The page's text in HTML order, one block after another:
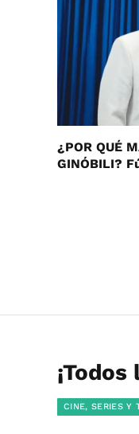
¿POR QUÉ
GINÓBILI?
CINE, SERIES Y